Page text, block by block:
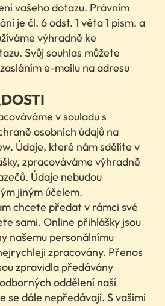
vašeho dotazu. Právním
je čl. 6 odst. 1 věta 1 písm. a
výhradně ke
Svůj souhlas můžete
e-mailu na adresu
v souladu s
osobních údajů na
Údaje, které nám sdělíte v
zpracováváme výhradně
Údaje nebudou
jiným účelem.
chcete předat v rámci své
sami. Online přihlášky jsou
našemu personálnímu
zpracovány. Přenos
zpravidla předávány
oddělení naší
se dále nepředávají. S vašimi